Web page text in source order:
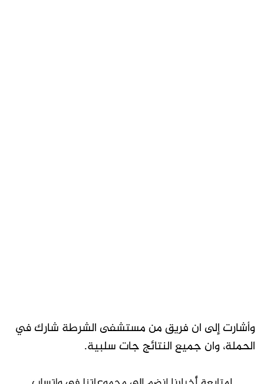
وأشارت إلى ان فريق من مستشفى الشرطة شارك في
الحملة، وان جميع النتائج جات سلبية.